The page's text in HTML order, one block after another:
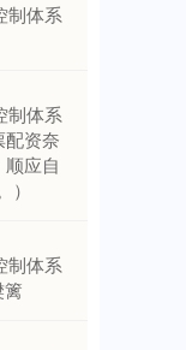
制体系
制体系
配资奈
顺应自
制体系